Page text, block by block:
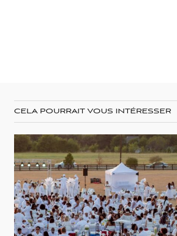
CELA POURRAIT VOUS INTÉRESSER